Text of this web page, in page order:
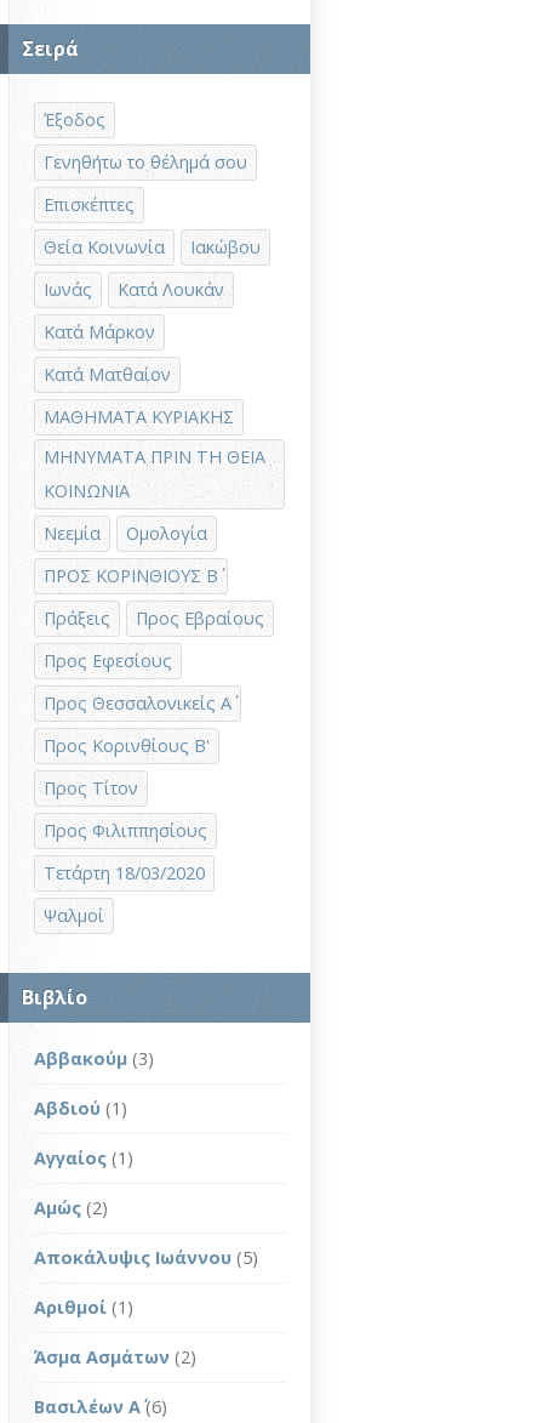
Σειρά
Έξοδος
Γενηθήτω το θέλημά σου
Επισκέπτες
Θεία Κοινωνία
Ιακώβου
Ιωνάς
Κατά Λουκάν
Κατά Μάρκον
Κατά Ματθαίον
ΜΑΘΗΜΑΤΑ ΚΥΡΙΑΚΗΣ
ΜΗΝΥΜΑΤΑ ΠΡΙΝ ΤΗ ΘΕΙΑ
ΚΟΙΝΩΝΙΑ
Νεεμία
Ομολογία
ΠΡΟΣ ΚΟΡΙΝΘΙΟΥΣ Β΄
Πράξεις
Προς Εβραίους
Προς Εφεσίους
Προς Θεσσαλονικείς Α΄
Προς Κορινθίους Β'
Προς Τίτον
Προς Φιλιππησίους
Τετάρτη 18/03/2020
Ψαλμοί
Βιβλίο
Αββακούμ (3)
Αβδιού (1)
Αγγαίος (1)
Αμώς (2)
Αποκάλυψις Ιωάννου (5)
Αριθμοί (1)
Άσμα Ασμάτων (2)
Βασιλέων Α΄(6)